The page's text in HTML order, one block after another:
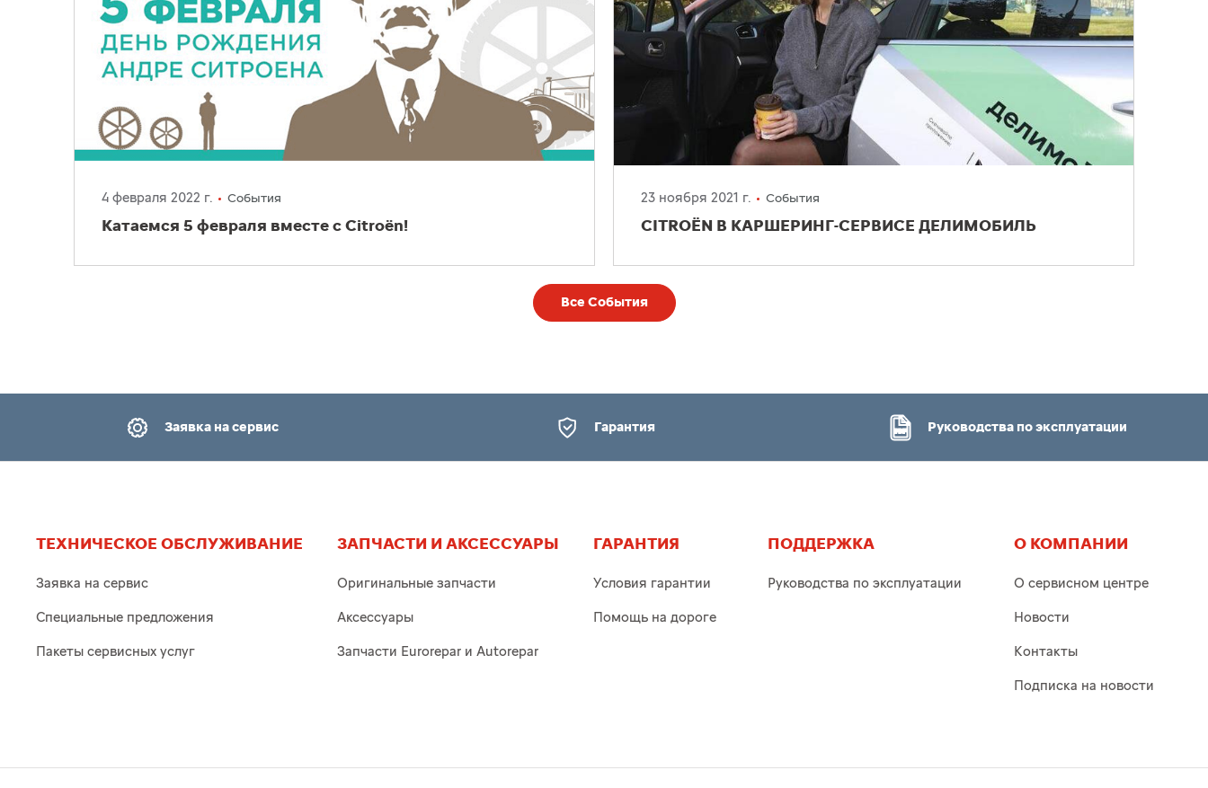
4 февраля 2022 г. События
Катаемся 5 февраля вместе с Citroёn!
23 ноября 2021 г. События
CITROЁN В КАРШЕРИНГ-СЕРВИСЕ ДЕЛИМОБИЛЬ
Все События
Заявка на сервис Гарантия Руководства по эксплуатации
ТЕХНИЧЕСКОЕ ОБСЛУЖИВАНИЕ
Заявка на сервис
Специальные предложения
Пакеты сервисных услуг
ЗАПЧАСТИ И АКСЕССУАРЫ
Оригинальные запчасти
Аксессуары
Запчасти Eurorepar и Autorepar
ГАРАНТИЯ
Условия гарантии
Помощь на дороге
ПОДДЕРЖКА
Руководства по эксплуатации
О КОМПАНИИ
О сервисном центре
Новости
Контакты
Подписка на новости